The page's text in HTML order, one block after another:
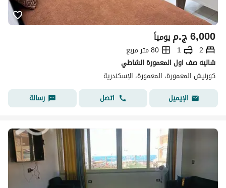
ج.م6,000 يومياً
2
1
80 متر مربع
شاليه صف اول المعمورة الشاطي
كورنيش المعمورة، المعمورة، الإسكندرية
الإيميل
اتصل رسالة